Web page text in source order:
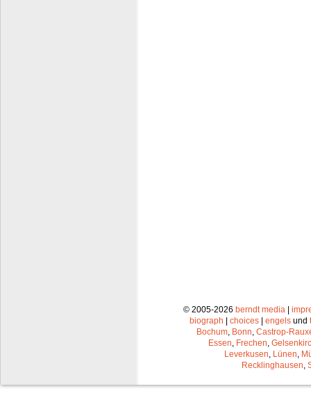
© 2005-2026 berndt media |
biograph | choices | engels und
Bochum Bonn Castrop-
Essen Frechen
Leverkusen Lünen
Recklinghausen